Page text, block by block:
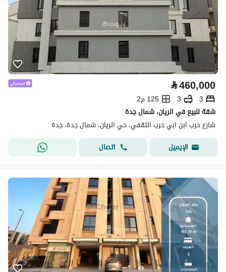
⃁460,000
3
3
125 م2
شقة للبيع في الريان، شمال جدة
شارع حرب ابن ابي حرب الثقفي، حي الريان، شمال جدة، جدة
الإيميل
اتصال